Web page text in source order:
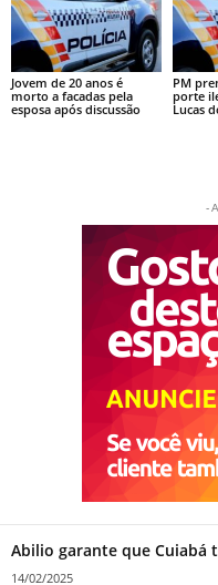
Jovem de 20 anos é
morto a facadas pela
esposa após discussão
PM
porte
Lucas
-
Abilio garante que Cuiabá
14/02/2025